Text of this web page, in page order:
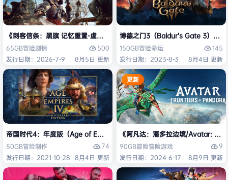
《刺客信条：黑旗 记忆重置-虚拟机版/Assassin’s Creed Black Flag
65GB冒险剧情
500
发行日期：2026-7-9
8月5日 更新
博德之门3（Baldur’s Gate 3）免安
150GB冒险命运
145
发行日期：2023-8-3
8月4日 更新
帝国时代4：年度版（Age of Empires IV: Anniversary Edition）免安装
50GB冒险制作
74
发行日期：2021-10-28 8月4日 更新
更新
《阿凡达：潘多拉边境/Avatar:
90GB冒险冒险游戏
9
发行日期：2024-6-17
8月9日 更新